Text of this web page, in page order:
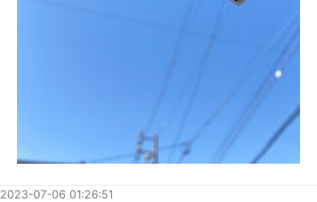
2023-07-06 01:26:51